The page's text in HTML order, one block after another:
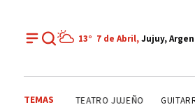
13° 7 de Abril,Jujuy,
TEMASALTO COMEDERO AVENIDA